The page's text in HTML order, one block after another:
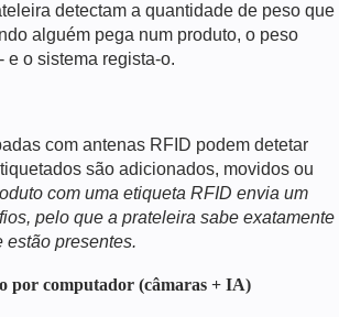
detectam a quantidade de peso que
alguém pega num produto, o peso
e o sistema regista-o.
com antenas RFID podem detetar
são adicionados, movidos ou
com uma etiqueta RFID envia um
pelo que a prateleira sabe exatamente
estão presentes.
por computador (câmaras + IA)